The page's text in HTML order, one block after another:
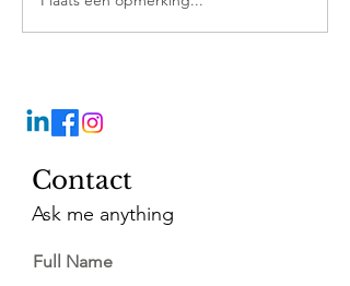
Contact
Ask me anything
Full Name